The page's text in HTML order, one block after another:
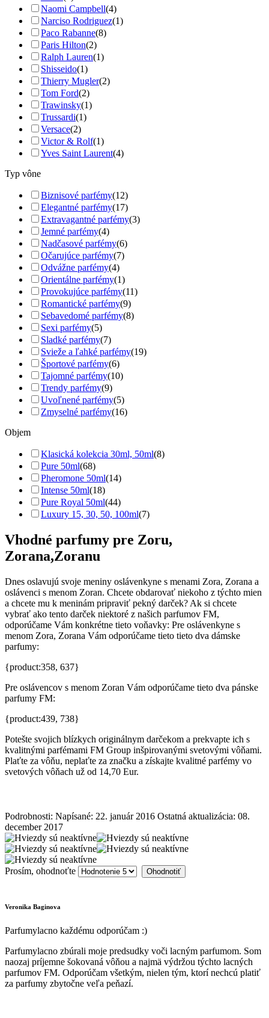
Naomi Campbell(4)
Narciso Rodriguez(1)
Paco Rabanne(8)
Paris Hilton(2)
Ralph Lauren(1)
Shisseido(1)
Thierry Mugler(2)
Tom Ford(2)
Trawinsky(1)
Trussardi(1)
Versace(2)
Victor & Rolf(1)
Yves Saint Laurent(4)
Typ vône
Biznisové parfémy(12)
Elegantné parfémy(17)
Extravagantné parfémy(3)
Jemné parfémy(4)
Nadčasové parfémy(6)
Očarujúce parfémy(7)
Odvážne parfémy(4)
Orientálne parfémy(1)
Provokujúce parfémy(11)
Romantické parfémy(9)
Sebavedomé parfémy(8)
Sexi parfémy(5)
Sladké parfémy(7)
Svieže a ľahké parfémy(19)
Športové parfémy(6)
Tajomné parfémy(10)
Trendy parfémy(9)
Uvoľnené parfémy(5)
Zmyselné parfémy(16)
Objem
Klasická kolekcia 30ml, 50ml(8)
Pure 50ml(68)
Pheromone 50ml(14)
Intense 50ml(18)
Pure Royal 50ml(44)
Luxury 15, 30, 50, 100ml(7)
Vhodné parfumy pre Zoru,
Zorana,Zoranu
Dnes oslavujú svoje meniny oslávenkyne s menami Zora, Zorana a
oslávenci s menom Zoran. Chcete obdarovať niekoho z týchto mien
a chcete mu k meninám pripraviť pekný darček? Ak si chcete
vybrať ako tento darček niektoré z našich parfumov FM,
odporúčame Vám konkrétne tieto voňavky: Pre oslávenkyne s
menom Zora, Zorana Vám odporúčame tieto tieto dva dámske
parfumy:
{product:358, 637}
Pre oslávencov s menom Zoran Vám odporúčame tieto dva pánske
parfumy FM:
{product:439, 738}
Potešte svojich blízkych originálnym darčekom a prekvapte ich s
kvalitnými parfémami FM Group inšpirovanými svetovými vôňami.
Plaťte za vôňu, neplaťte za značku a získajte kvalitné parfémy vo
svetových vôňach už od 14,70 Eur.
Podrobnosti: Napísané: 22. január 2016 Ostatná aktualizácia: 08.
december 2017
Prosím, ohodnoťte
Veronika Baginova
Parfumylacno každému odporúčam :)
Parfumylacno zbúrali moje predsudky voči lacným parfumom. Som
naozaj príjemne šokovaná vôňou a najmä výdržou týchto lacných
parfumov FM. Odporúčam všetkým, nielen tým, ktorí nechcú platiť
za parfumy zbytočne veľa peňazí.